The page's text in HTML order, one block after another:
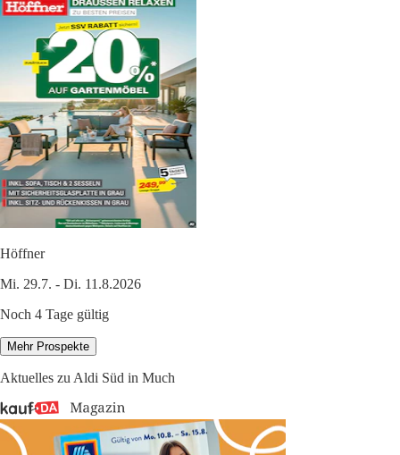
Höffner
Mi. 29.7. - Di. 11.8.2026
Noch 4 Tage gültig
Mehr Prospekte
Aktuelles zu Aldi Süd in Much